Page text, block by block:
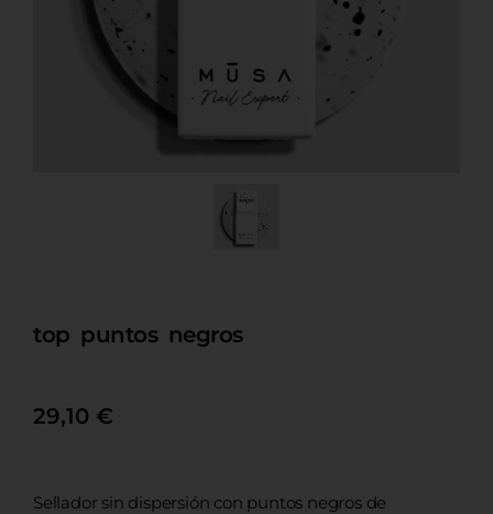
top puntos negros
29,10 €
Sellador sin dispersión con puntos negros de